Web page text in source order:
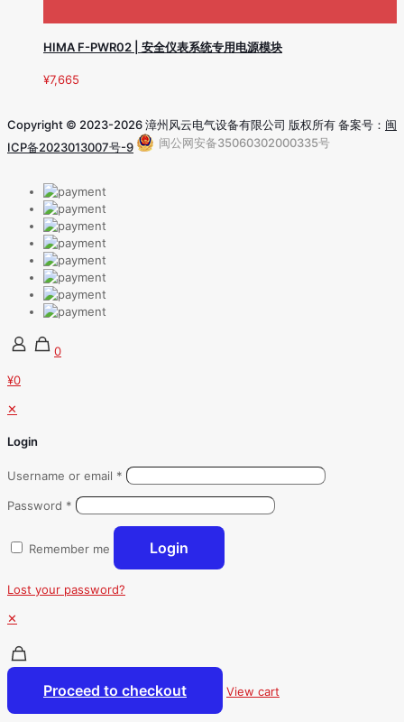
HIMA F-PWR02 | 安全仪表系统专用电源模块
¥7,665
Copyright © 2023-2026 漳州风云电气设备有限公司 版权所有 备案号： 闽
ICP备2023013007号-9
闽公网安备35060302000335号
0
¥0
✕
Login
Username or email *
Password *
Remember me Login
Lost your password?
✕
Proceed to checkout View cart